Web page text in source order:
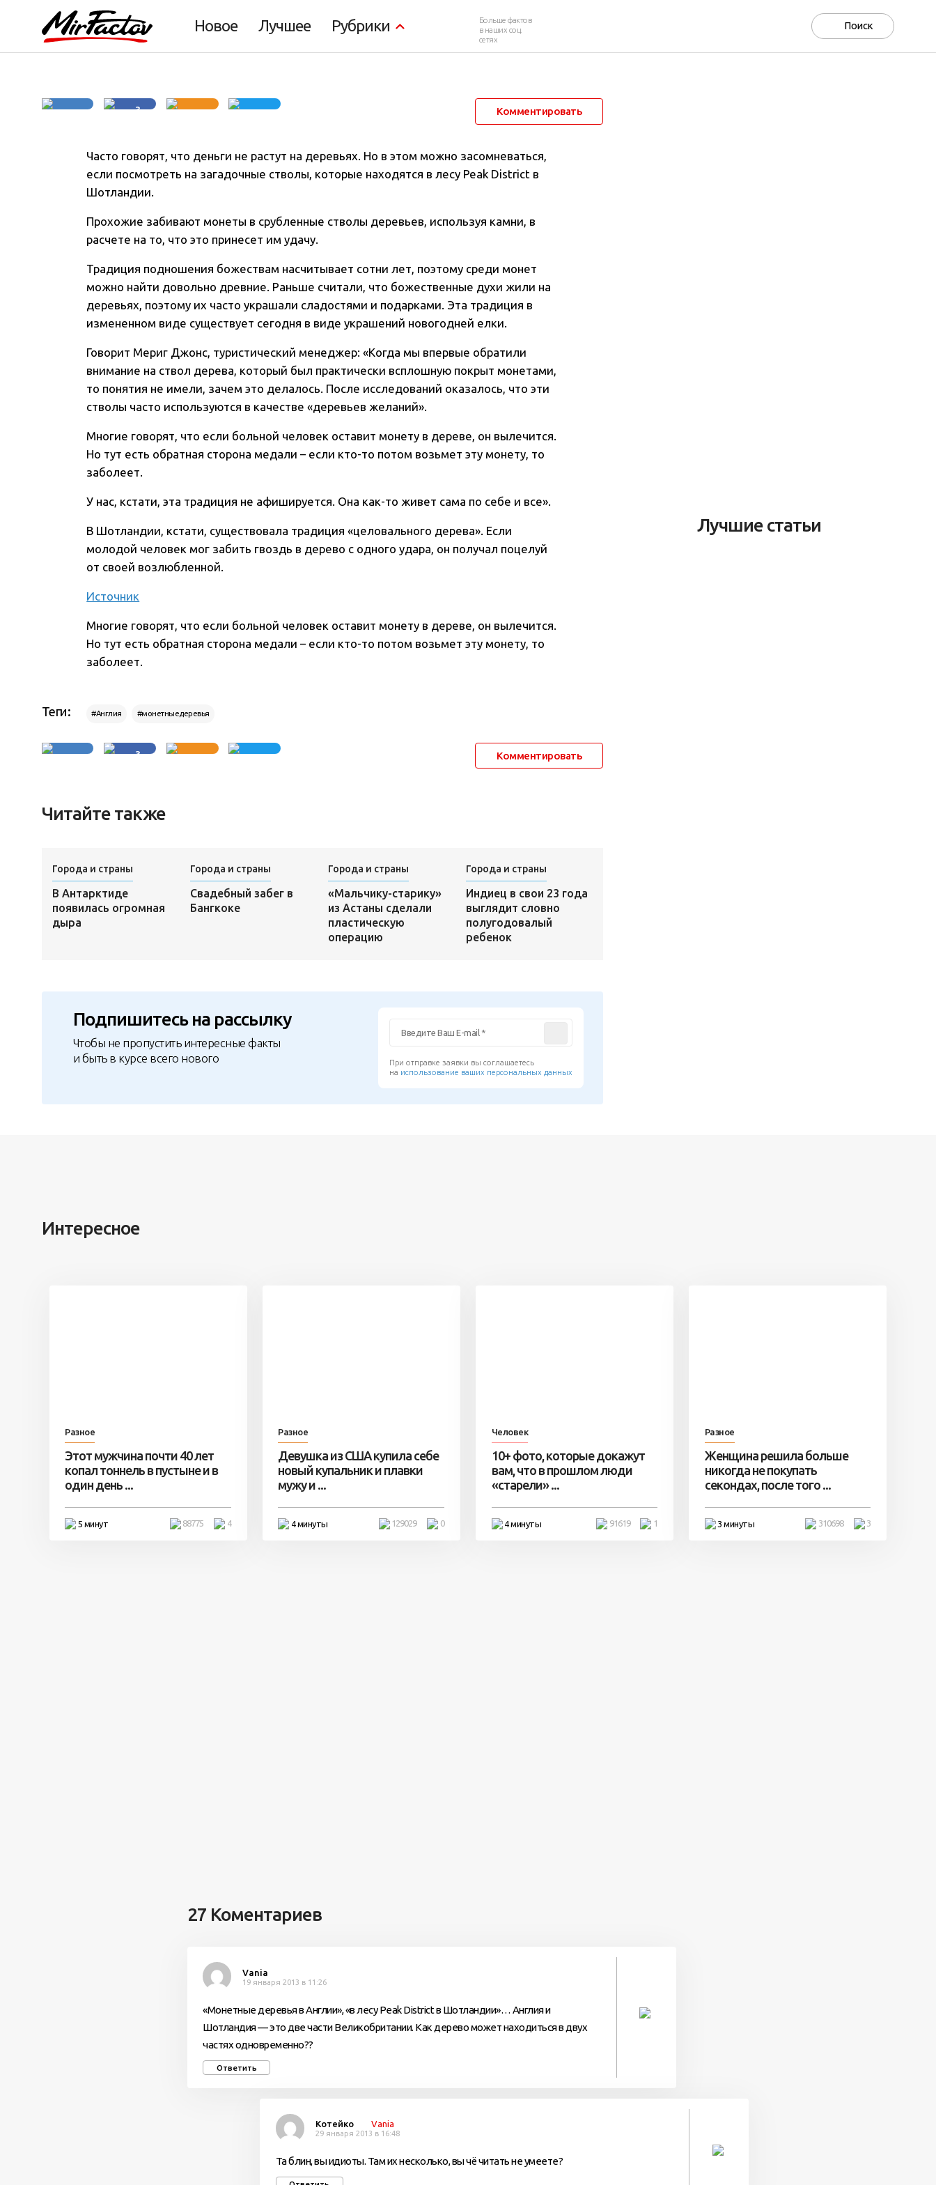
Новое Лучшее Рубрики
Больше фактов
в наших соц.
сетях
3 Комментировать
Часто говорят, что деньги не растут на деревьях. Но в этом можно засомневаться,
если посмотреть на загадочные стволы , которые находятся в лесу Peak District в
Шотландии.
Прохожие забивают монеты в срубленные стволы деревьев, используя камни, в
расчете на то, что это принесет им удачу.
Традиция подношения божествам насчитывает сотни лет, поэтому среди монет
можно найти довольно древние. Раньше считали, что божественные духи жили на
деревьях, поэтому их часто украшали сладостями и подарками. Эта традиция в
измененном виде существует сегодня в виде украшений новогодней елки.
Говорит Мериг Джонс, туристический менеджер: «Когда мы впервые обратили
внимание на ствол дерева, который был практически всплошную покрыт монетами,
то понятия не имели, зачем это делалось. После исследований оказалось, что эти
стволы часто используются в качестве «деревьев желаний».
Многие говорят, что если больной человек оставит монету в дереве, он вылечится.
Но тут есть обратная сторона медали – если кто-то потом возьмет эту монету, то
заболеет.
У нас, кстати, эта традиция не афишируется. Она как-то живет сама по себе и все».
В Шотландии, кстати, существовала традиция «целовального дерева». Если
молодой человек мог забить гвоздь в дерево с одного удара, он получал поцелуй
от своей возлюбленной.
Источник
Многие говорят, что если больной человек оставит монету в дереве, он вылечится.
Но тут есть обратная сторона медали – если кто-то потом возьмет эту монету, то
заболеет.
Теги: #Англия #монетныедеревья
3 Комментировать
Читайте также
Города и страны
В Антарктиде
появилась огромная
дыра
Города и страны
Свадебный забег в
Бангкоке
Города и страны
«Мальчику-старику»
из Астаны сделали
пластическую
операцию
Города и страны
Индиец в свои 23 года
выглядит словно
полугодовалый
ребенок
Подпишитесь на рассылку
Чтобы не пропустить интересные факты
и быть в курсе всего нового
При отправке заявки вы соглашаетесь
на использование ваших персональных данных
Лучшие статьи
Интересное
Разное
Этот мужчина почти 40 лет
копал тоннель в пустыне и в
один день ...
5 минут 4
88775
Разное
Девушка из США купила себе
новый купальник и плавки
мужу и ...
4 минуты 0
129029
Человек
10+ фото, которые докажут
вам, что в прошлом люди
«старели» ...
4 минуты 1
91619
Разное
Женщина решила больше
никогда не покупать
секондах, после того ...
3 минуты 3
310698
27 Коментариев
Vania
19 января 2013 в 11:26
«Монетные деревья в Англии», «в лесу Peak District в Шотландии»… Англия и
Шотландия — это две части Великобритании. Как дерево может находиться в двух
частях одновременно??
Ответить
Котейко Vania
29 января 2013 в 16:48
Та блин, вы идиоты. Там их несколько, вы чё читать не умеете?